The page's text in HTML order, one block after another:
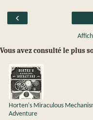
‹
Vous avez consulté le plus
Horten's Miraculous
Adventure